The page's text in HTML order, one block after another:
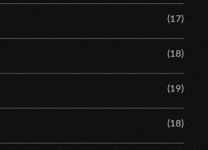
(17)
(18)
(19)
(18)